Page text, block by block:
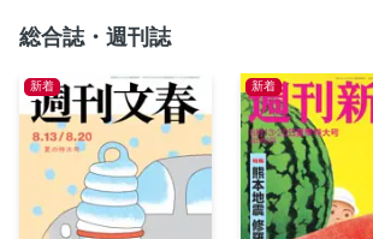
てるの!? 萩本欽一
竜馬がゆく 鈴ノ木ユウ
川柳のらりくらり 柳家喬太郎
ＧＡＭＥ ―ゲーム― 村山由佳
アウト老のすすめ みうらじゅん
言葉尻とらえ隊 能町みね子
総合誌・週刊誌
新着 新着